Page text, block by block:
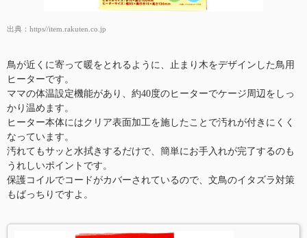
出典： https//item.rakuten.co.jp
鳥が近くに寄って暖をとれるように、止まり木をデザインした鳥用
ヒーターです。
ママの体温設定機能があり、約40度のヒーターでケージ周辺をしっ
かり温めます。
ヒーター本体にはクリア表面加工を施したことで汚れが付きにくく
なっています。
汚れてもサッと水拭きするだけで、簡単にお手入れが完了するのも
うれしいポイントです。
保護コイルでコードがカバーされているので、文鳥のイタズラ対策
もばっちりですよ。